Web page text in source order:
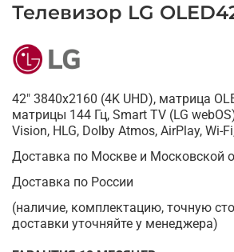
Телевизор LG
42" 3840x2160 (4K UHD), матрица
матрицы 144 Гц, Smart TV (LG
Vision, HLG, Dolby Atmos, AirPlay, Wi-
Доставка по Москве и Московской
Доставка по России
(наличие, комплектацию, точную
доставки уточняйте у менеджера)